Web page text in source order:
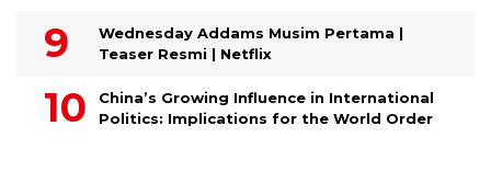
Wednesday Addams Musim Pertama |
Teaser Resmi | Netflix
China’s Growing Influence in International
Politics: Implications for the World Order